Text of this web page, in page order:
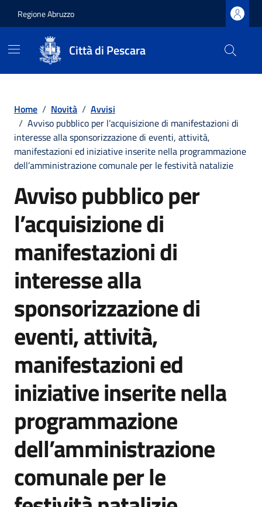
Regione Abruzzo
Città di Pescara
Home / Novità / Avvisi
/ Avviso pubblico per l’acquisizione di manifestazioni di
interesse alla sponsorizzazione di eventi, attività,
manifestazioni ed iniziative inserite nella programmazione
dell’amministrazione comunale per le festività natalizie
Avviso pubblico per
l’acquisizione di
manifestazioni di
interesse alla
sponsorizzazione di
eventi, attività,
manifestazioni ed
iniziative inserite nella
programmazione
dell’amministrazione
comunale per le